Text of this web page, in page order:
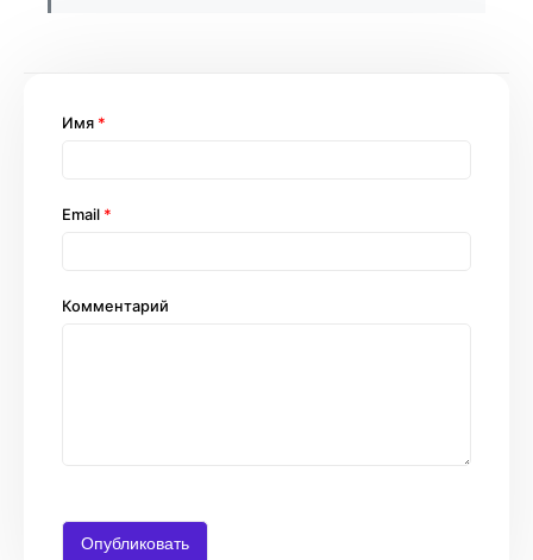
Комментарий
Имя *
Email *